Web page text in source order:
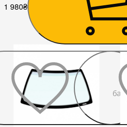
1 980₴ 2